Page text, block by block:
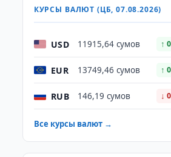
КУРСЫ ВАЛЮТ (ЦБ, 07.08.2026)
USD 11915,64 сумов ↑
EUR 13749,46 сумов ↑
RUB 146,19 сумов ↓
Все курсы валют →